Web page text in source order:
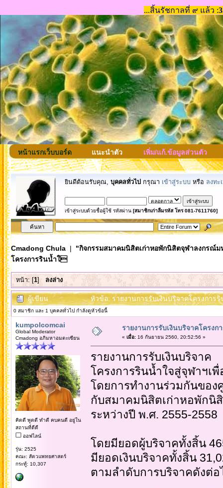
หน้าแรกเว็บบอร์ด แนะนำตัว เพิ่ม/แก้.ข้อมูลส่วนตัว
ยินดีต้อนรับคุณ, บุคคลทั่วไป กรุณา เข้าสู่ระบบ หรือ ลงทะ
เข้าสู่ระบบด้วยชื่อผู้ใช้ รหัสผ่าน [สมาชิกเก่าลืมรหัส โทร 081-7611760]
Cmadong Chula| "กิจกรรมสมาคมนิสิตเก่าหอพักนิสิตจุฬาลงกรณ์ม
โครงการรินน้ำใ
หน้า: [1] ลงล่าง
ผู้เขียน หัวข้อ: รายงานการรับเงินบริจาคโครงกา
0 สมาชิก และ 1 บุคคลทั่วไป กำลังดูหัวข้อนี้
kumpolcomcai
Global Moderator
Cmadong อภิมหาอมตะเซียน
คิดดี พูดดี ทำดี คบคนดี อยู่ใน
สถานที่ดีดี
ออฟไลน์
รุ่น: 2525
คณะ: สัตวแพทยศาสตร์
กระทู้: 10,307
รายงานการรับเงินบริจาคโครง
« เมื่อ:16 กันยายน 2560, 20:52:56 »
รายงานการรับเงินบริจาค
โครงการรินน้ำใจสู่จุฬาฯเ
โดยการทำงานร่วมกันขอ
กับสมาคมนิสิตเก่าหอพักนิ
ระหว่างปี พ.ศ. 2555-2558
โดยมียอดผู้บริจาคทั้งสิ้น
มียอดเงินบริจาคทั้งสิ้น
ตามลำดับการบริจาคดังต่อ